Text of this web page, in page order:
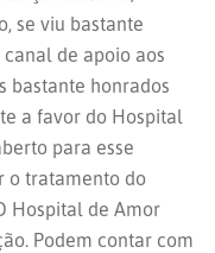
se viu bastante
de apoio aos
bastante honrados
a favor do Hospital
para esse
o tratamento do
Hospital de Amor
Podem contar com